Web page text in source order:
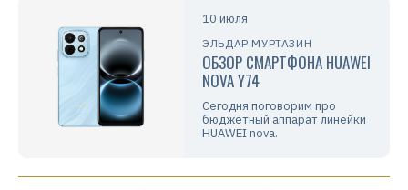
10 июля
ЭЛЬДАР МУРТАЗИН
ОБЗОР СМАРТФОНА HUAWEI
NOVA Y74
Сегодня поговорим про
бюджетный аппарат линейки
HUAWEI nova.